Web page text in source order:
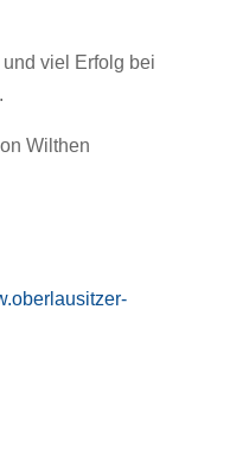
viel Erfolg bei
Wilthen